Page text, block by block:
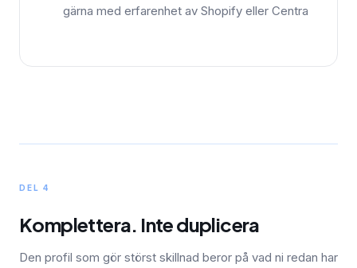
gärna med erfarenhet av Shopify eller Centra
DEL 4
Komplettera. Inte duplicera
Den profil som gör störst skillnad beror på vad ni redan har